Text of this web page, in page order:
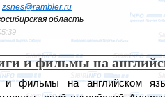
zsnes@rambler.ru
область
и фильмы на
и фильмы на английском